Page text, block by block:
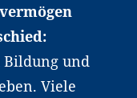
Bildung und
Viele